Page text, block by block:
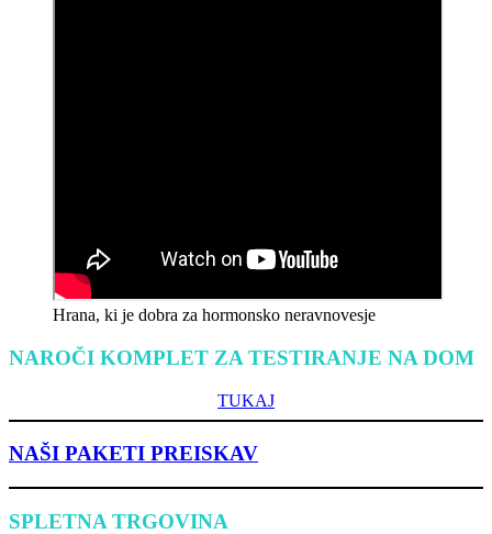
Hrana, ki je dobra za hormonsko neravnovesje
NAROČI KOMPLET ZA TESTIRANJE NA DOM
TUKAJ
NAŠI PAKETI PREISKAV
SPLETNA TRGOVINA